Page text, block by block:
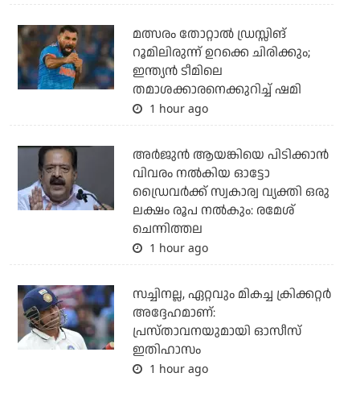
മത്സരം തോറ്റാല്‍ ഡ്രസ്സിങ്
റൂമിലിരുന്ന് ഉറക്കെ ചിരിക്കും;
ഇന്ത്യന്‍ ടീമിലെ
തമാശക്കാരനെക്കുറിച്ച് ഷമി
1 hour ago
അര്‍ജുന്‍ ആയങ്കിയെ പിടിക്കാന്‍
വിവരം നല്‍കിയ ഓട്ടോ
ഡ്രൈവര്‍ക്ക് സ്വകാര്വ വ്യക്തി ഒരു
ലക്ഷം രൂപ നല്‍കും: രമേശ്
ചെന്നിത്തല
1 hour ago
സച്ചിനല്ല, ഏറ്റവും മികച്ച ക്രിക്കറ്റര്‍
അദ്ദേഹമാണ്:
പ്രസ്താവനയുമായി ഓസീസ്
ഇതിഹാസം
1 hour ago